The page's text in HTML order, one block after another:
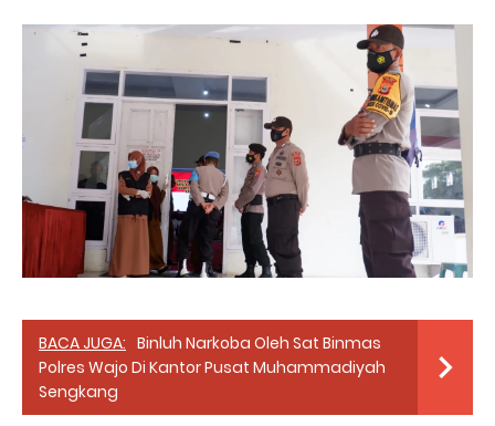
BACA JUGA: Binluh Narkoba Oleh Sat Binmas
Polres Wajo Di Kantor Pusat Muhammadiyah
Sengkang